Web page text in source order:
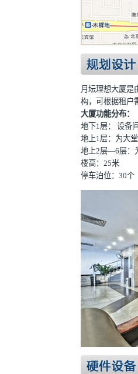
月坛理想大厦是
构，可根据租户
大厦功能分布：
地下1层： 设备
地上1层：为大
地上2层—6层：
楼高：25米
停车泊位：30个